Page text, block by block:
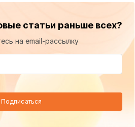
статьи раньше всех?
на email-рассылку
Подписаться